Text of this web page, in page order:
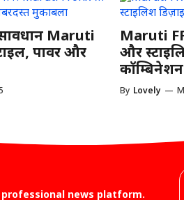
Maruti
पावर और
Maruti
और
कॉम्बिनेशन
By Lovely —
news platform.